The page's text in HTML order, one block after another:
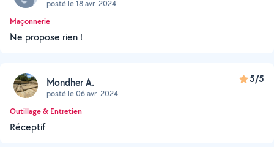
posté le 18 avr. 2024
Maçonnerie
Ne propose rien !
Mondher A.
posté le 06 avr. 2024
5/5
Outillage & Entretien
Réceptif